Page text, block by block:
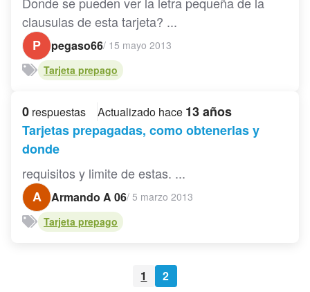
clausulas de esta tarjeta? ...
P
pegaso66/ 15 mayo 2013
Tarjeta prepago
0 respuestas Actualizado hace 13 años
Tarjetas prepagadas, como obtenerlas y
donde
requisitos y limite de estas. ...
A
Armando A 06/ 5 marzo 2013
Tarjeta prepago
1 2